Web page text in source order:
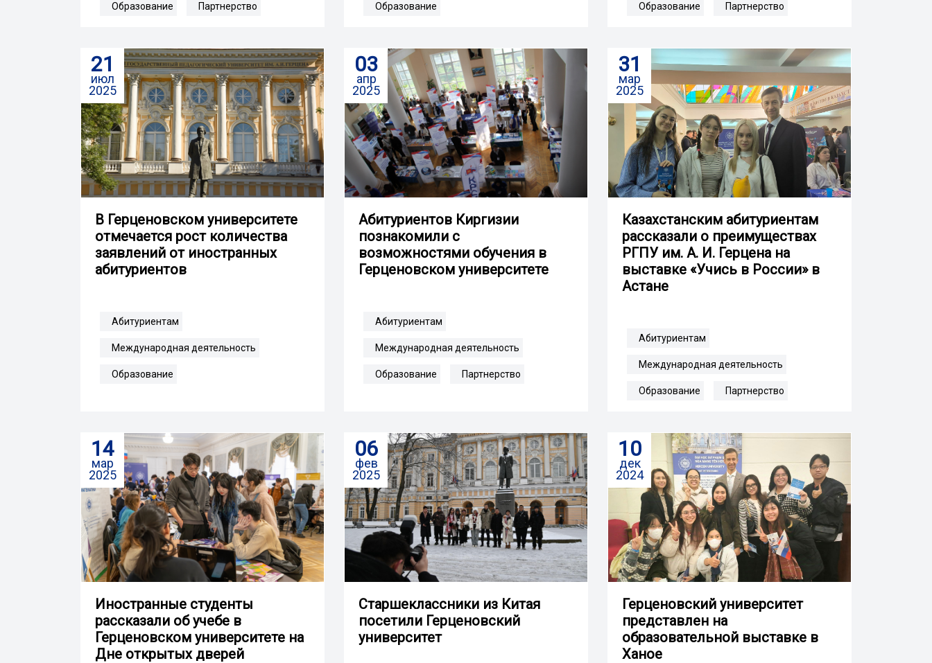
Образование Партнерство Образование Образование Партнерство
21
июл
2025
В Герценовском университете
отмечается рост количества
заявлений от иностранных
абитуриентов
Абитуриентам
Международная деятельность
Образование
03
апр
2025
Абитуриентов Киргизии
познакомили с
возможностями обучения в
Герценовском университете
Абитуриентам
Международная деятельность
Образование Партнерство
31
мар
2025
Казахстанским абитуриентам
рассказали о преимуществах
РГПУ им. А. И. Герцена на
выставке «Учись в России» в
Астане
Абитуриентам
Международная деятельность
Образование Партнерство
14
мар
2025
Иностранные студенты
рассказали об учебе в
Герценовском университете на
Дне открытых дверей
06
фев
2025
Старшеклассники из Китая
посетили Герценовский
университет
10
дек
2024
Герценовский университет
представлен на
образовательной выставке в
Ханое